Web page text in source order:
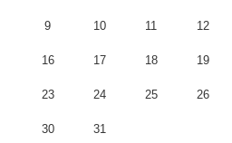
9 10 11 12
16 17 18 19
23 24 25 26
30 31